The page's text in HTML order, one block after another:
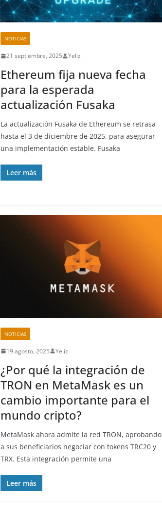
NOTICIAS
21 septiembre, 2025 Yeliz
Ethereum fija nueva fecha
para la esperada
actualización Fusaka
La actualización Fusaka de Ethereum se retrasa
hasta el 3 de diciembre de 2025, para asegurar
una implementación estable. Fusaka
Leer más
NOTICIAS
19 agosto, 2025 Yeliz
¿Por qué la integración de
TRON en MetaMask es un
cambio importante para el
mundo cripto?
MetaMask ahora admite la red TRON, aprobando
a sus beneficiarios negociar con tokens TRC20 y
TRX. Esta integración permite una
Leer más